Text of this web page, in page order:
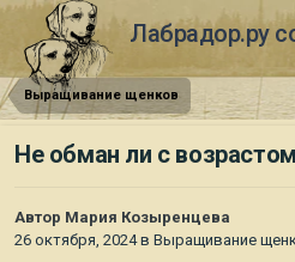
Лабрадор.ру
Выращивание щенков
Не обман ли с
Автор Мария Козыренцева
26 октября, 2024в Выращивание